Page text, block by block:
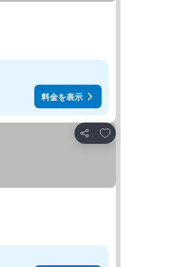
料金を表示
シェア
お気に入りに追加